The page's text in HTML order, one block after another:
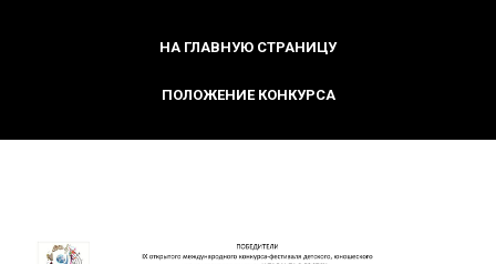
НА ГЛАВНУЮ СТРАНИЦУ
ПОЛОЖЕНИЕ КОНКУРСА